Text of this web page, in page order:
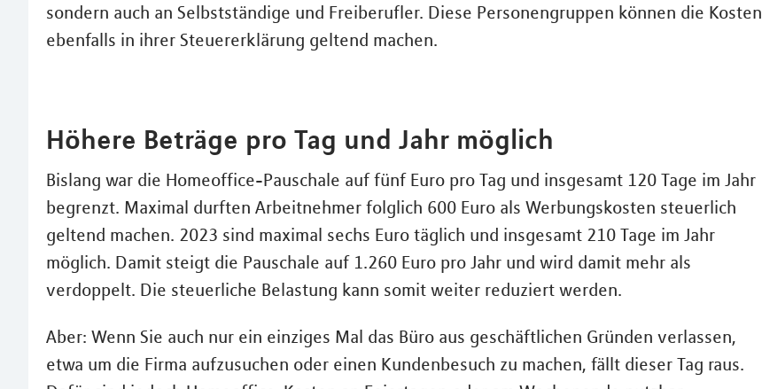
sondern auch an Selbstständige und Freiberufler. Diese Personengruppen können die Kosten
ebenfalls in ihrer Steuererklärung geltend machen.
Höhere Beträge pro Tag und Jahr möglich
Bislang war die Homeoffice-Pauschale auf fünf Euro pro Tag und insgesamt 120 Tage im Jahr
begrenzt. Maximal durften Arbeitnehmer folglich 600 Euro als Werbungskosten steuerlich
geltend machen. 2023 sind maximal sechs Euro täglich und insgesamt 210 Tage im Jahr
möglich. Damit steigt die Pauschale auf 1.260 Euro pro Jahr und wird damit mehr als
verdoppelt. Die steuerliche Belastung kann somit weiter reduziert werden.
Aber: Wenn Sie auch nur ein einziges Mal das Büro aus geschäftlichen Gründen verlassen,
etwa um die Firma aufzusuchen oder einen Kundenbesuch zu machen, fällt dieser Tag raus.